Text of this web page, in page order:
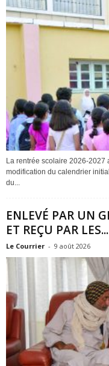
La rentrée scolaire 2026-
modification du calendrier
du...
ENLEVÉ PAR UN
ET REÇU PAR LES...
Le Courrier - 9 août 2026